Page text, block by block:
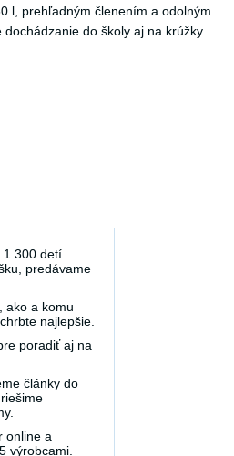
l, prehľadným členením a odolným
do školy aj na krúžky.
1.300 detí
predávame
ako a komu
najlepšie.
poradiť aj na
články do
online a
výrobcami.